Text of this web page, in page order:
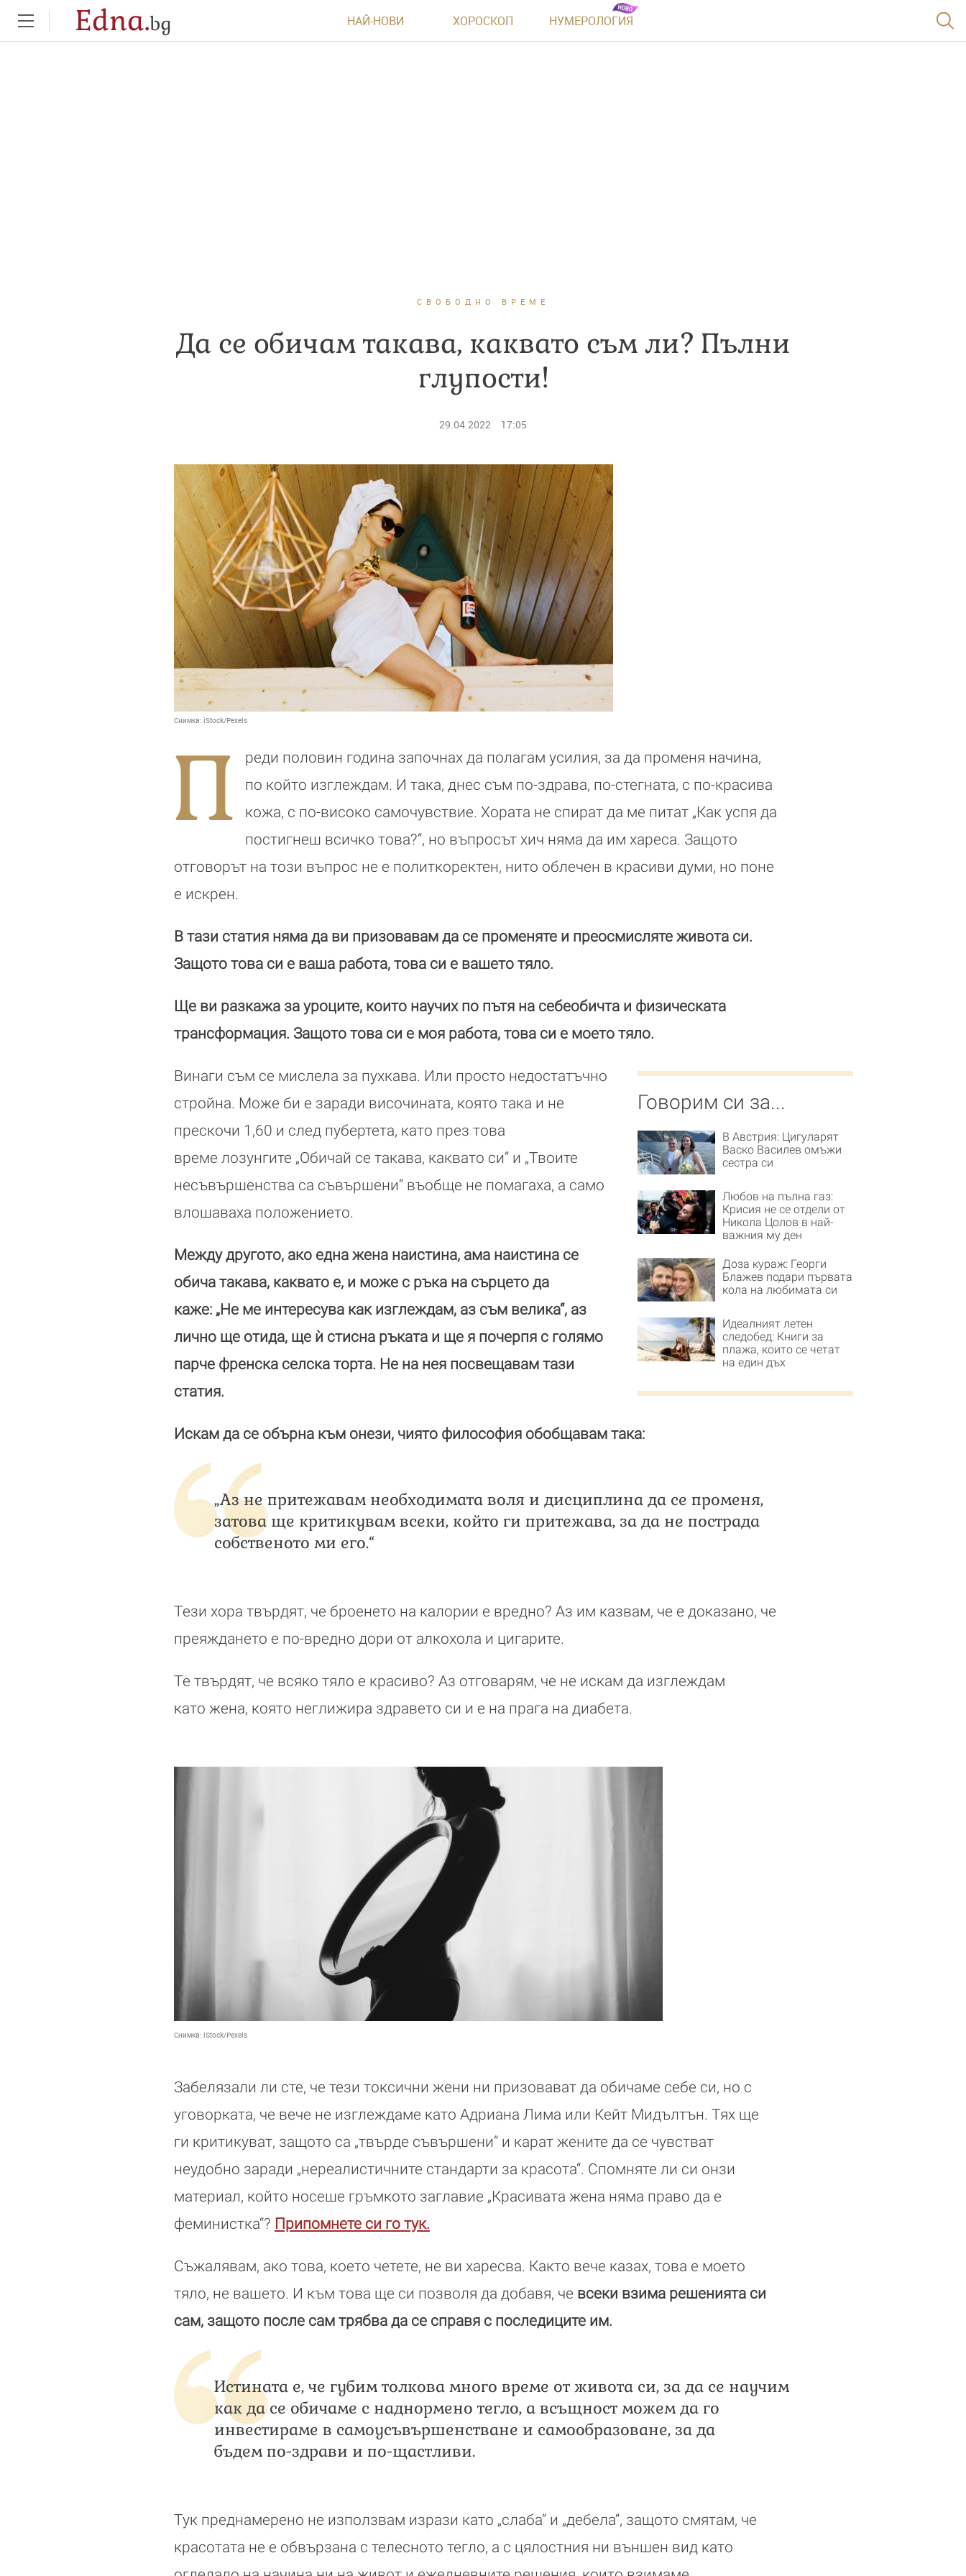
Edna.bg НАЙ-НОВИ ХОРОСКОП НУМЕРОЛОГИЯ
СВОБОДНО ВРЕМЕ
Да се обичам такава, каквато съм ли? Пълни
глупости!
29.04.2022 17:05
Снимка: iStock/Pexels
П
реди половин година започнах да полагам усилия, за да променя начина,
по който изглеждам. И така, днес съм по-здрава, по-стегната, с по-красива
кожа, с по-високо самочувствие. Хората не спират да ме питат „Как успя да
постигнеш всичко това?“, но въпросът хич няма да им хареса. Защото
отговорът на този въпрос не е политкоректен, нито облечен в красиви думи, но поне
е искрен.
В тази статия няма да ви призовавам да се променяте и преосмисляте живота си.
Защото това си е ваша работа, това си е вашето тяло.
Ще ви разкажа за уроците, които научих по пътя на себеобичта и физическата
трансформация. Защото това си е моя работа, това си е моето тяло.
Говорим си за...
В Австрия: Цигуларят
Васко Василев омъжи
сестра си
Любов на пълна газ:
Крисия не се отдели от
Никола Цолов в най-
важния му ден
Доза кураж: Георги
Блажев подари първата
кола на любимата си
Идеалният летен
следобед: Книги за
плажа, които се четат
на един дъх
Винаги съм се мислела за пухкава. Или просто недостатъчно
стройна. Може би е заради височината, която така и не
прескочи 1,60 и след пубертета, като през това
време лозунгите „Обичай се такава, каквато си“ и „Твоите
несъвършенства са съвършени“ въобще не помагаха, а само
влошаваха положението.
Между другото, ако една жена наистина, ама наистина се
обича такава, каквато е, и може с ръка на сърцето да
каже: „Не ме интересува как изглеждам, аз съм велика“, аз
лично ще отида, ще ѝ стисна ръката и ще я почерпя с голямо
парче френска селска торта. Не на нея посвещавам тази
статия.
Искам да се обърна към онези, чиято философия обобщавам така:
„Аз не притежавам необходимата воля и дисциплина да се променя,
затова ще критикувам всеки, който ги притежава, за да не пострада
собственото ми его.“
Тези хора твърдят, че броенето на калории е вредно? Аз им казвам, че е доказано, че
преяждането е по-вредно дори от алкохола и цигарите.
Те твърдят, че всяко тяло е красиво? Аз отговарям, че не искам да изглеждам
като жена, която неглижира здравето си и е на прага на диабета.
Снимка: iStock/Pexels
Забелязали ли сте, че тези токсични жени ни призовават да обичаме себе си, но с
уговорката, че вече не изглеждаме като Адриана Лима или Кейт Мидълтън. Тях ще
ги критикуват, защото са „твърде съвършени“ и карат жените да се чувстват
неудобно заради „нереалистичните стандарти за красота“. Спомняте ли си онзи
материал, който носеше гръмкото заглавие „Красивата жена няма право да е
феминистка“? Припомнете си го тук.
Съжалявам, ако това, което четете, не ви харесва. Както вече казах, това е моето
тяло, не вашето. И към това ще си позволя да добавя, че всеки взима решенията си
сам, защото после сам трябва да се справя с последиците им.
Истината е, че губим толкова много време от живота си, за да се научим
как да се обичаме с наднормено тегло, а всъщност можем да го
инвестираме в самоусъвършенстване и самообразоване, за да
бъдем по-здрави и по-щастливи.
Тук преднамерено не използвам изрази като „слаба“ и „дебела“, защото смятам, че
красотата не е обвързана с телесното тегло, а с цялостния ни външен вид като